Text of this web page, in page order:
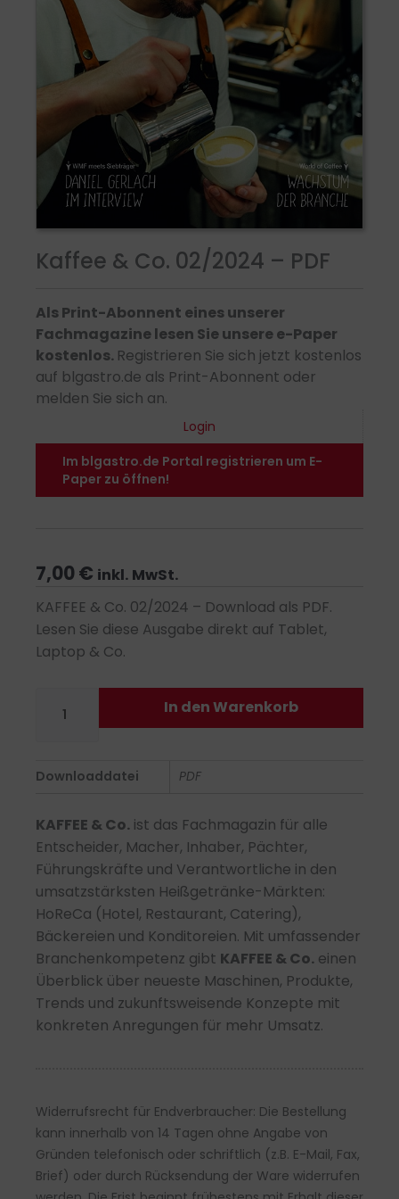
Kaffee & Co. 02/2024 – PDF
Als Print-Abonnent eines unserer
Fachmagazine lesen Sie unsere e-Paper
kostenlos. Registrieren Sie sich jetzt kostenlos
auf blgastro.de als Print-Abonnent oder
melden Sie sich an.
Login
Im blgastro.de Portal registrieren um E-
Paper zu öffnen!
7,00€ inkl. MwSt.
KAFFEE & Co. 02/2024 – Download als PDF.
Lesen Sie diese Ausgabe direkt auf Tablet,
Laptop & Co.
-
Menge
In den Warenkorb
Downloaddatei PDF
KAFFEE & Co. ist das Fachmagazin für alle
Entscheider, Macher, Inhaber, Pächter,
Führungskräfte und Verantwortliche in den
umsatzstärksten Heißgetränke-Märkten:
HoReCa (Hotel, Restaurant, Catering),
Bäckereien und Konditoreien. Mit umfassender
Branchenkompetenz gibt KAFFEE & Co. einen
Überblick über neueste Maschinen, Produkte,
Trends und zukunftsweisende Konzepte mit
konkreten Anregungen für mehr Umsatz.
Widerrufsrecht für Endverbraucher: Die Bestellung
kann innerhalb von 14 Tagen ohne Angabe von
Gründen telefonisch oder schriftlich (z.B. E-Mail, Fax,
Brief) oder durch Rücksendung der Ware widerrufen